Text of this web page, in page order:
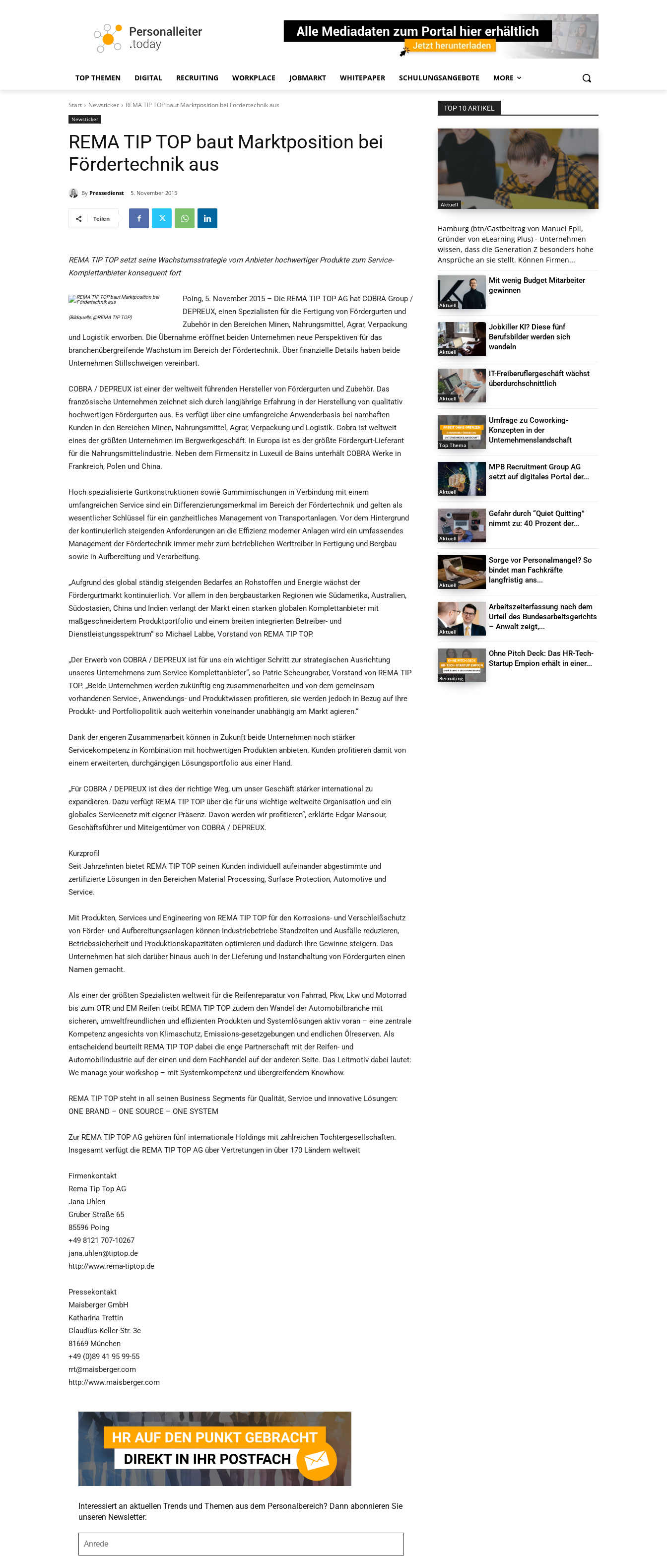
TOP THEMEN DIGITAL RECRUITING WORKPLACE JOBMARKT WHITEPAPER SCHULUNGSANGEBOTE MORE
Start Newsticker REMA TIP TOP baut Marktposition bei Fördertechnik aus
Newsticker
REMA TIP TOP baut Marktposition bei
Fördertechnik aus
By Pressedienst 5. November 2015
Teilen
REMA TIP TOP setzt seine Wachstumsstrategie vom Anbieter hochwertiger Produkte zum Service-
Komplettanbieter konsequent fort
(Bildquelle: @REMA TIP TOP)
Poing, 5. November 2015 – Die REMA TIP TOP AG hat COBRA Group /
DEPREUX, einen Spezialisten für die Fertigung von Fördergurten und
Zubehör in den Bereichen Minen, Nahrungsmittel, Agrar, Verpackung
und Logistik erworben. Die Übernahme eröffnet beiden Unternehmen neue Perspektiven für das
branchenübergreifende Wachstum im Bereich der Fördertechnik. Über finanzielle Details haben beide
Unternehmen Stillschweigen vereinbart.
COBRA / DEPREUX ist einer der weltweit führenden Hersteller von Fördergurten und Zubehör. Das
französische Unternehmen zeichnet sich durch langjährige Erfahrung in der Herstellung von qualitativ
hochwertigen Fördergurten aus. Es verfügt über eine umfangreiche Anwenderbasis bei namhaften
Kunden in den Bereichen Minen, Nahrungsmittel, Agrar, Verpackung und Logistik. Cobra ist weltweit
eines der größten Unternehmen im Bergwerkgeschäft. In Europa ist es der größte Fördergurt-Lieferant
für die Nahrungsmittelindustrie. Neben dem Firmensitz in Luxeuil de Bains unterhält COBRA Werke in
Frankreich, Polen und China.
Hoch spezialisierte Gurtkonstruktionen sowie Gummimischungen in Verbindung mit einem
umfangreichen Service sind ein Differenzierungsmerkmal im Bereich der Fördertechnik und gelten als
wesentlicher Schlüssel für ein ganzheitliches Management von Transportanlagen. Vor dem Hintergrund
der kontinuierlich steigenden Anforderungen an die Effizienz moderner Anlagen wird ein umfassendes
Management der Fördertechnik immer mehr zum betrieblichen Werttreiber in Fertigung und Bergbau
sowie in Aufbereitung und Verarbeitung.
„Aufgrund des global ständig steigenden Bedarfes an Rohstoffen und Energie wächst der
Fördergurtmarkt kontinuierlich. Vor allem in den bergbaustarken Regionen wie Südamerika, Australien,
Südostasien, China und Indien verlangt der Markt einen starken globalen Komplettanbieter mit
maßgeschneidertem Produktportfolio und einem breiten integrierten Betreiber- und
Dienstleistungsspektrum“ so Michael Labbe, Vorstand von REMA TIP TOP.
„Der Erwerb von COBRA / DEPREUX ist für uns ein wichtiger Schritt zur strategischen Ausrichtung
unseres Unternehmens zum Service Komplettanbieter“, so Patric Scheungraber, Vorstand von REMA TIP
TOP. „Beide Unternehmen werden zukünftig eng zusammenarbeiten und von dem gemeinsam
vorhandenen Service-, Anwendungs- und Produktwissen profitieren, sie werden jedoch in Bezug auf ihre
Produkt- und Portfoliopolitik auch weiterhin voneinander unabhängig am Markt agieren.“
Dank der engeren Zusammenarbeit können in Zukunft beide Unternehmen noch stärker
Servicekompetenz in Kombination mit hochwertigen Produkten anbieten. Kunden profitieren damit von
einem erweiterten, durchgängigen Lösungsportfolio aus einer Hand.
„Für COBRA / DEPREUX ist dies der richtige Weg, um unser Geschäft stärker international zu
expandieren. Dazu verfügt REMA TIP TOP über die für uns wichtige weltweite Organisation und ein
globales Servicenetz mit eigener Präsenz. Davon werden wir profitieren“, erklärte Edgar Mansour,
Geschäftsführer und Miteigentümer von COBRA / DEPREUX.
Kurzprofil
Seit Jahrzehnten bietet REMA TIP TOP seinen Kunden individuell aufeinander abgestimmte und
zertifizierte Lösungen in den Bereichen Material Processing, Surface Protection, Automotive und
Service.
Mit Produkten, Services und Engineering von REMA TIP TOP für den Korrosions- und Verschleißschutz
von Förder- und Aufbereitungsanlagen können Industriebetriebe Standzeiten und Ausfälle reduzieren,
Betriebssicherheit und Produktionskapazitäten optimieren und dadurch ihre Gewinne steigern. Das
Unternehmen hat sich darüber hinaus auch in der Lieferung und Instandhaltung von Fördergurten einen
Namen gemacht.
Als einer der größten Spezialisten weltweit für die Reifenreparatur von Fahrrad, Pkw, Lkw und Motorrad
bis zum OTR und EM Reifen treibt REMA TIP TOP zudem den Wandel der Automobilbranche mit
sicheren, umweltfreundlichen und effizienten Produkten und Systemlösungen aktiv voran – eine zentrale
Kompetenz angesichts von Klimaschutz, Emissions-gesetzgebungen und endlichen Ölreserven. Als
entscheidend beurteilt REMA TIP TOP dabei die enge Partnerschaft mit der Reifen- und
Automobilindustrie auf der einen und dem Fachhandel auf der anderen Seite. Das Leitmotiv dabei lautet:
We manage your workshop – mit Systemkompetenz und übergreifendem Knowhow.
REMA TIP TOP steht in all seinen Business Segments für Qualität, Service und innovative Lösungen:
ONE BRAND – ONE SOURCE – ONE SYSTEM
Zur REMA TIP TOP AG gehören fünf internationale Holdings mit zahlreichen Tochtergesellschaften.
Insgesamt verfügt die REMA TIP TOP AG über Vertretungen in über 170 Ländern weltweit
Firmenkontakt
Rema Tip Top AG
Jana Uhlen
Gruber Straße 65
85596 Poing
+49 8121 707-10267
jana.uhlen@tiptop.de
http://www.rema-tiptop.de
Pressekontakt
Maisberger GmbH
Katharina Trettin
Claudius-Keller-Str. 3c
81669 München
+49 (0)89 41 95 99-55
rrt@maisberger.com
http://www.maisberger.com
Interessiert an aktuellen Trends und Themen aus dem Personalbereich? Dann abonnieren Sie
unseren Newsletter:
TOP 10 ARTIKEL
Aktuell
Hamburg (btn/Gastbeitrag von Manuel Epli,
Gründer von eLearning Plus) - Unternehmen
wissen, dass die Generation Z besonders hohe
Ansprüche an sie stellt. Können Firmen...
Aktuell
Mit wenig Budget Mitarbeiter
gewinnen
Aktuell
Jobkiller KI? Diese fünf
Berufsbilder werden sich
wandeln
Aktuell
IT-Freiberuflergeschäft wächst
überdurchschnittlich
Top Thema
Umfrage zu Coworking-
Konzepten in der
Unternehmenslandschaft
Aktuell
MPB Recruitment Group AG
setzt auf digitales Portal der...
Aktuell
Gefahr durch “Quiet Quitting”
nimmt zu: 40 Prozent der...
Aktuell
Sorge vor Personalmangel? So
bindet man Fachkräfte
langfristig ans...
Aktuell
Arbeitszeiterfassung nach dem
Urteil des Bundesarbeitsgerichts
– Anwalt zeigt,...
Recruiting
Ohne Pitch Deck: Das HR-Tech-
Startup Empion erhält in einer...